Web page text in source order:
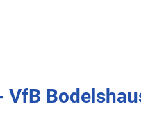
VfB